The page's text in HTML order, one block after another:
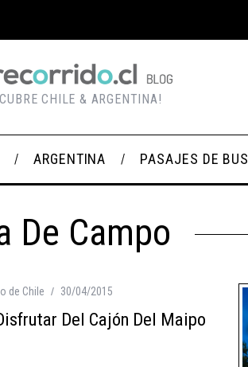
CHILE & ARGENTINA!
ARGENTINA PASAJES DE BUS
De Campo
de Chile 30/04/2015
Del Cajón Del Maipo